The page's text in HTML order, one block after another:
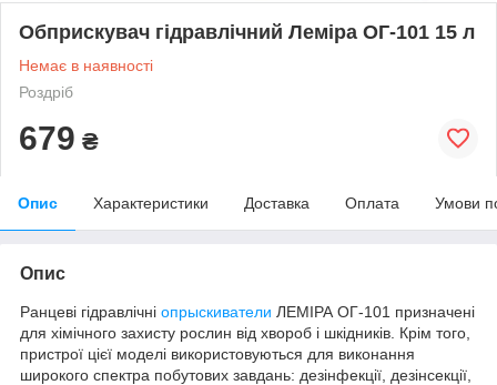
Обприскувач гідравлічний Леміра ОГ-101 15 л
Немає в наявності
Роздріб
679 ₴
Опис Характеристики Доставка Оплата Умови
Опис
Ранцеві гідравлічні опрыскиватели ЛЕМІРА ОГ-101 призначені
для хімічного захисту рослин від хвороб і шкідників. Крім того,
пристрої цієї моделі використовуються для виконання
широкого спектра побутових завдань: дезінфекції, дезінсекції,